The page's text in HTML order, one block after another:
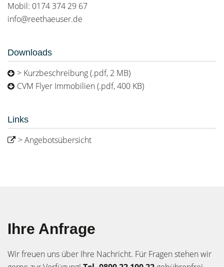
Mobil: 0174 374 29 67
info@reethaeuser.de
Downloads
> Kurzbeschreibung (.pdf, 2 MB)
CVM Flyer Immobilien (.pdf, 400 KB)
Links
> Angebotsübersicht
Ihre Anfrage
Wir freuen uns über Ihre Nachricht. Für Fragen stehen wir